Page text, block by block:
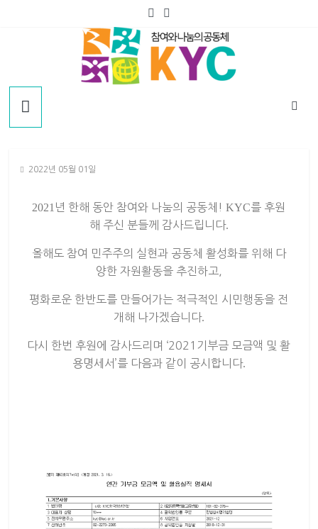
2022년 05월 01일
2021 년 한해 동안 참여와 나눔의 공동체!KYC를 후원
해 주신 분들께 감사드립니다.
올해도 참여 민주주의 실현과 공동체 활성화를 위해 다
양한 자원활동을 추진하고,
평화로운 한반도를 만들어가는 적극적인 시민행동을 전
개해 나가겠습니다.
다시 한번 후원에 감사드리며 ‘2021기부금 모금액 및 활
용명세서’를 다음과 같이 공시합니다.